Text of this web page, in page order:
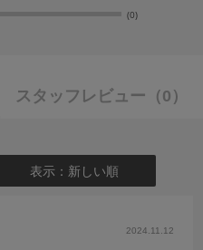
(0)
スタッフレビュー （0）
表示：新しい順
2024.11.12